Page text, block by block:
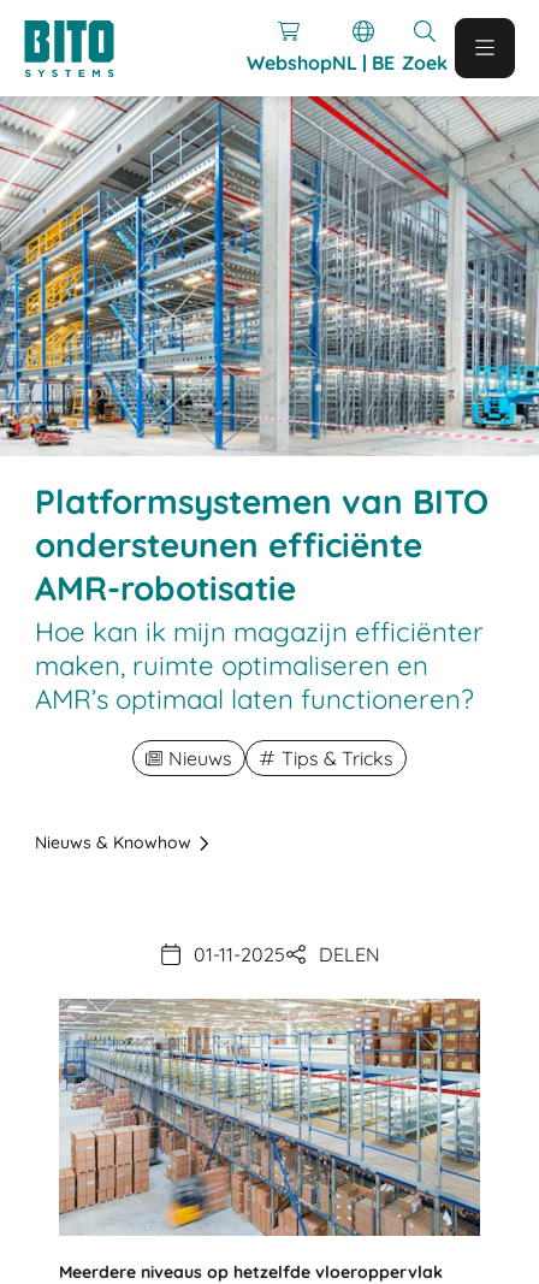
WebshopNL | BE Zoek
Platformsystemen van BITO
ondersteunen efficiënte
AMR-robotisatie
Hoe kan ik mijn magazijn efficiënter
maken, ruimte optimaliseren en
AMR’s optimaal laten functioneren?
Nieuws Tips & Tricks
Nieuws & Knowhow
01-11-2025 DELEN
Meerdere niveaus op hetzelfde vloeroppervlak